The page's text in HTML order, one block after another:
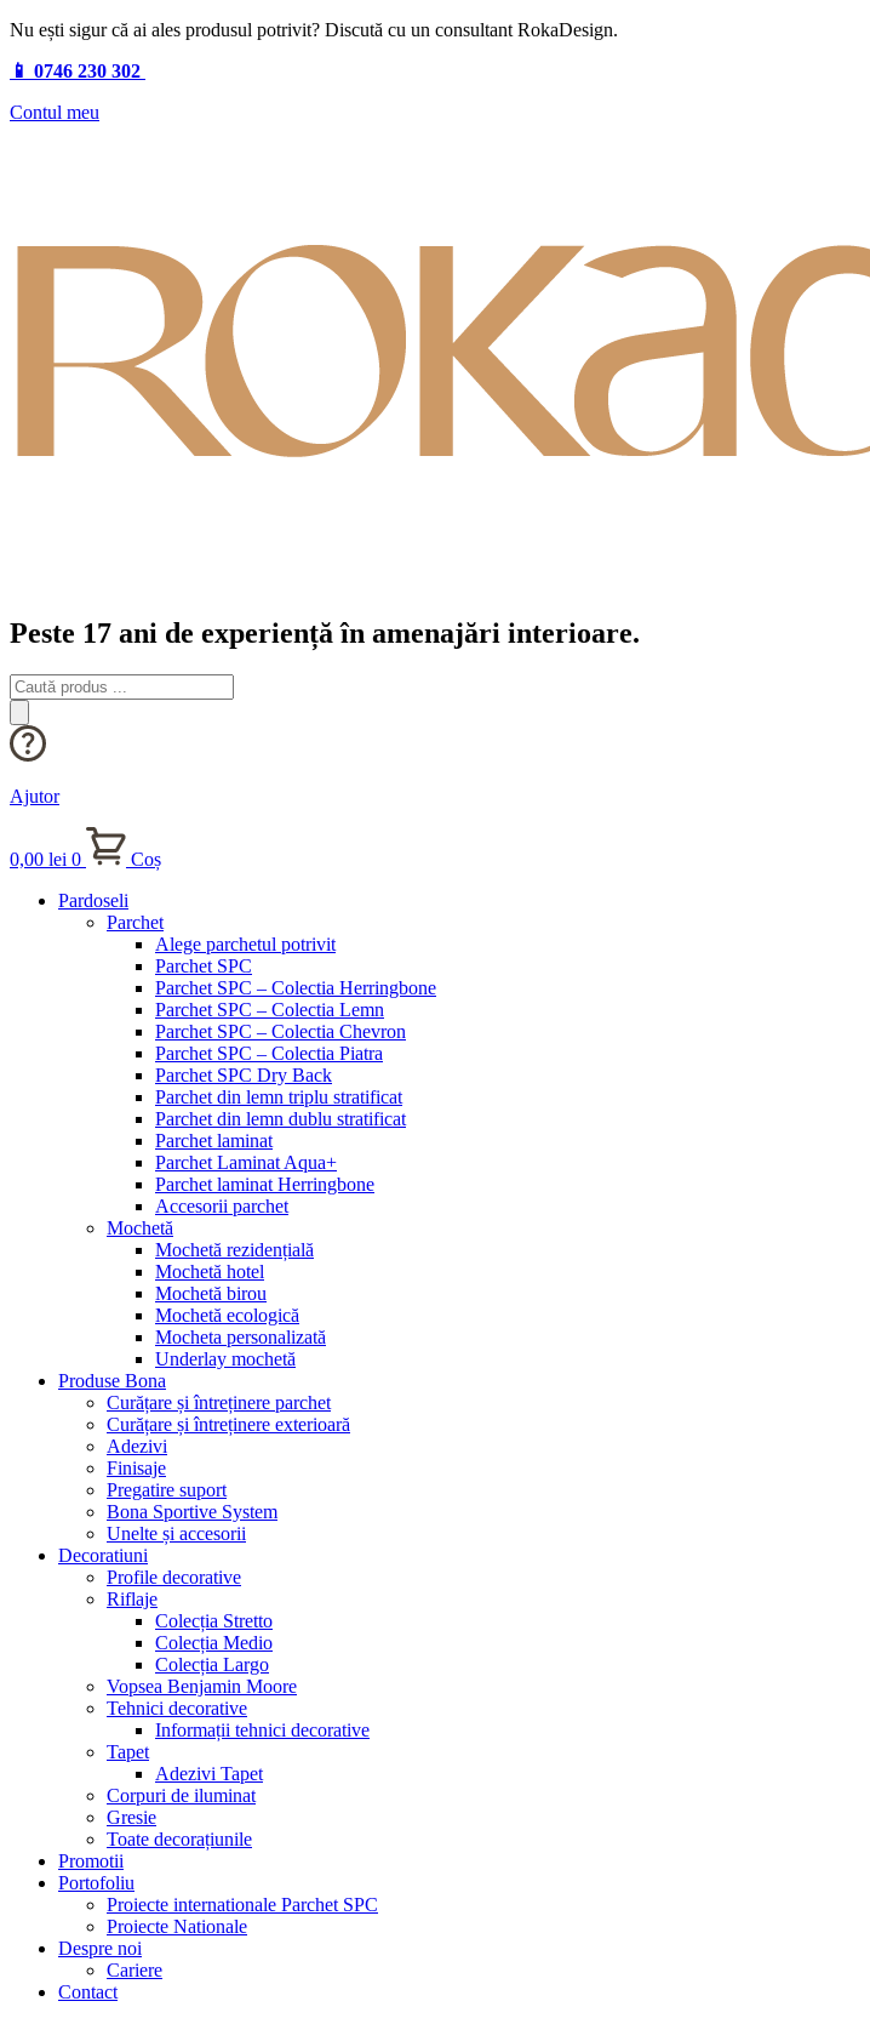
Nu ești sigur că ai ales produsul potrivit? Discută cu un consultant RokaDesign.
📱 0746 230 302
Contul meu
Peste 17 ani de experiență în amenajări interioare.
Products
search
Ajutor
0,00 lei 0
Coș
Pardoseli
Parchet
Alege parchetul potrivit
Parchet SPC
Parchet SPC – Colectia Herringbone
Parchet SPC – Colectia Lemn
Parchet SPC – Colectia Chevron
Parchet SPC – Colectia Piatra
Parchet SPC Dry Back
Parchet din lemn triplu stratificat
Parchet din lemn dublu stratificat
Parchet laminat
Parchet Laminat Aqua+
Parchet laminat Herringbone
Accesorii parchet
Mochetă
Mochetă rezidențială
Mochetă hotel
Mochetă birou
Mochetă ecologică
Mocheta personalizată
Underlay mochetă
Produse Bona
Curățare și întreținere parchet
Curățare și întreținere exterioară
Adezivi
Finisaje
Pregatire suport
Bona Sportive System
Unelte și accesorii
Decoratiuni
Profile decorative
Riflaje
Colecția Stretto
Colecția Medio
Colecția Largo
Vopsea Benjamin Moore
Tehnici decorative
Informații tehnici decorative
Tapet
Adezivi Tapet
Corpuri de iluminat
Gresie
Toate decorațiunile
Promotii
Portofoliu
Proiecte internationale Parchet SPC
Proiecte Nationale
Despre noi
Cariere
Contact